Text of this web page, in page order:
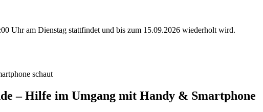
Uhr am Dienstag stattfindet und bis zum 15.09.2026 wiederholt wird.
– Hilfe im Umgang mit Handy & Smartphone